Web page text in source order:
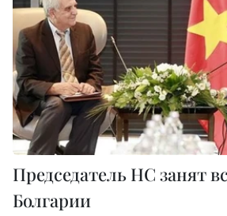
Председатель НС занят
Болгарии